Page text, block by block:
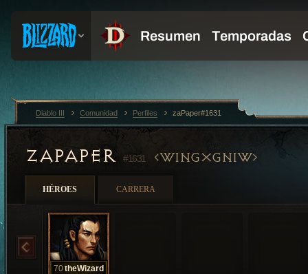
ZAPAPER #1631 WINGXGNIW
HÉROES CARRERA
70theWizard
Diablo III Comunidad Perfiles zaPaper#1631